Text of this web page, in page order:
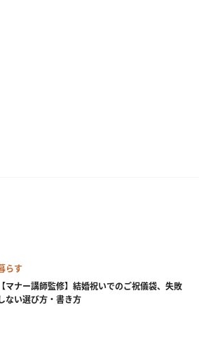
らす
【マナー講師監修】結婚祝いでのご祝儀袋、失敗
ない選び方・書き方